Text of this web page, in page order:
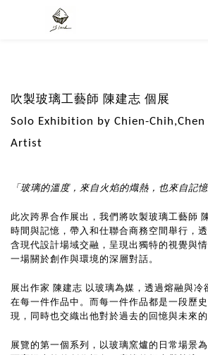
​吹製玻璃工藝師 陳建志 個展
Solo Exhibition by Chien-
Artist
「玻璃的溫度，來自火焰的熾熱，也來自記
此次跨界合作展出，我們將吹製玻璃工藝師
時間與記憶，帶入和仕聯合商務空間舉行，
含現代設計場域交融，呈現出獨特的視覺與
一場關於創作與環境的深層對話。
展出作家 陳建志 以玻璃為媒，透過熔融與冷
在每一件作品中。而每一件作品都是一段歷
現，同時也交織出他對於過去的回憶與未來的
展覽的第一個系列，以玻璃窯爐的日常場景